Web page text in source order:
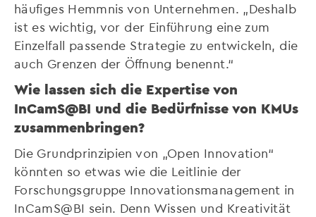
häufiges Hemmnis von Unternehmen. „Deshalb
ist es wichtig, vor der Einführung eine zum
Einzelfall passende Strategie zu entwickeln, die
auch Grenzen der Öffnung benennt.“
Wie lassen sich die Expertise von
InCamS@BI und die Bedürfnisse von KMUs
zusammenbringen?
Die Grundprinzipien von „Open Innovation“
könnten so etwas wie die Leitlinie der
Forschungsgruppe Innovationsmanagement in
InCamS@BI sein. Denn Wissen und Kreativität